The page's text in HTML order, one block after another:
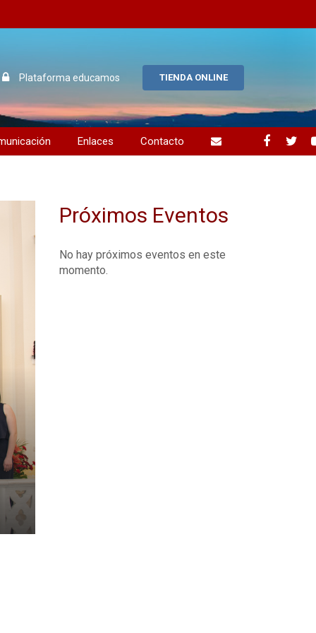
Plataforma educamos TIENDA ONLINE
Enlaces Contacto
Próximos Eventos
No hay próximos eventos en este
momento.